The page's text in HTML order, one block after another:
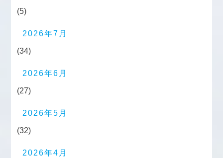
(5)
2026年7月
(34)
2026年6月
(27)
2026年5月
(32)
2026年4月